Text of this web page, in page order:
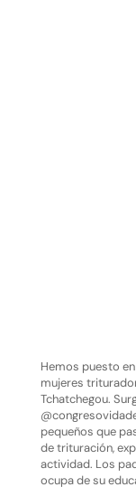
Hemos puesto
mujeres
Tchatchegou.
pequeños que
de trituración,
actividad. Los
ocupa de su